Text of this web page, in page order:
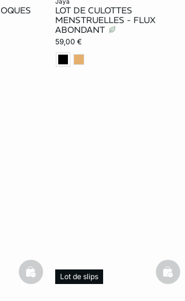
LOT DE CULOTTES
MENSTRUELLES - FLUX
ABONDANT
59,00 €
basketfullLot de slips